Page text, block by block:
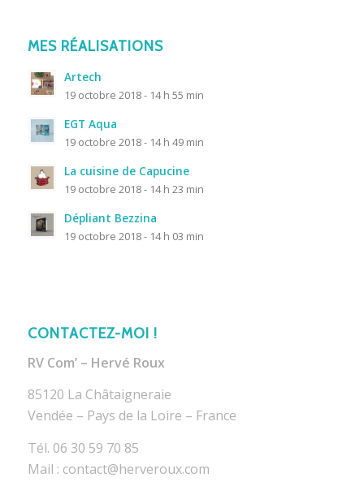
MES RÉALISATIONS
Artech
19 octobre 2018 - 14 h 55 min
EGT Aqua
19 octobre 2018 - 14 h 49 min
La cuisine de Capucine
19 octobre 2018 - 14 h 23 min
Dépliant Bezzina
19 octobre 2018 - 14 h 03 min
CONTACTEZ-MOI !
RV Com’ – Hervé Roux
85120 La Châtaigneraie
Vendée – Pays de la Loire – France
Tél. 06 30 59 70 85
Mail : contact@herveroux.com